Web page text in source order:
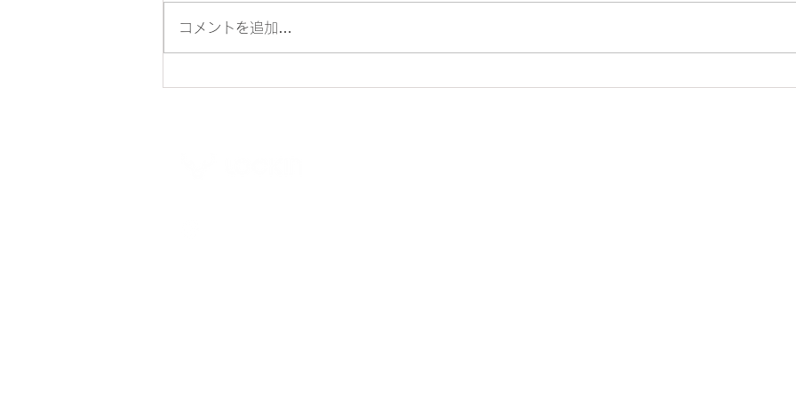
［Smart Lock Box L1] 六角レ
［L1] ログインパスワードを
重
コメントを追加…